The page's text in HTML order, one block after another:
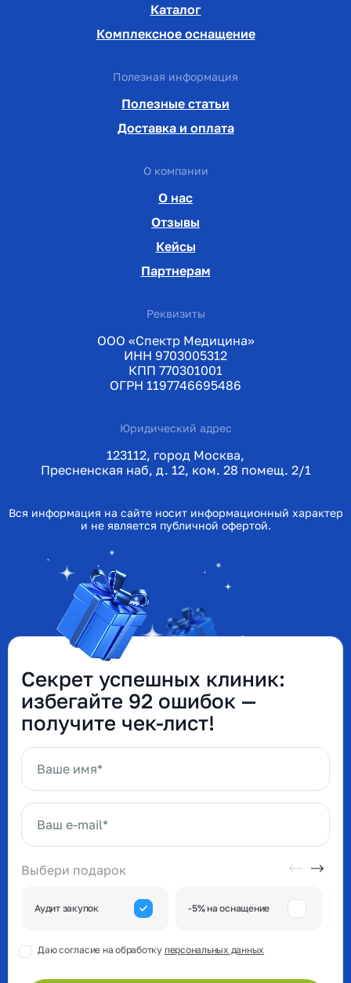
Каталог
Комплексное оснащение
Полезная информация
Полезные статьи
Доставка и оплата
О компании
О нас
Отзывы
Кейсы
Партнерам
Реквизиты
ООО «Спектр Медицина»
ИНН 9703005312
КПП 770301001
ОГРН 1197746695486
Юридический адрес
123112, город Москва,
Пресненская наб, д. 12, ком. 28 помещ. 2/1
Вся информация на сайте носит информационный характер
и не является публичной офертой.
Секрет успешных клиник:
избегайте 92 ошибок —
получите чек-лист!
Выбери подарок
Аудит закупок -5% на оснащение
Даю согласие на обработку персональных данных